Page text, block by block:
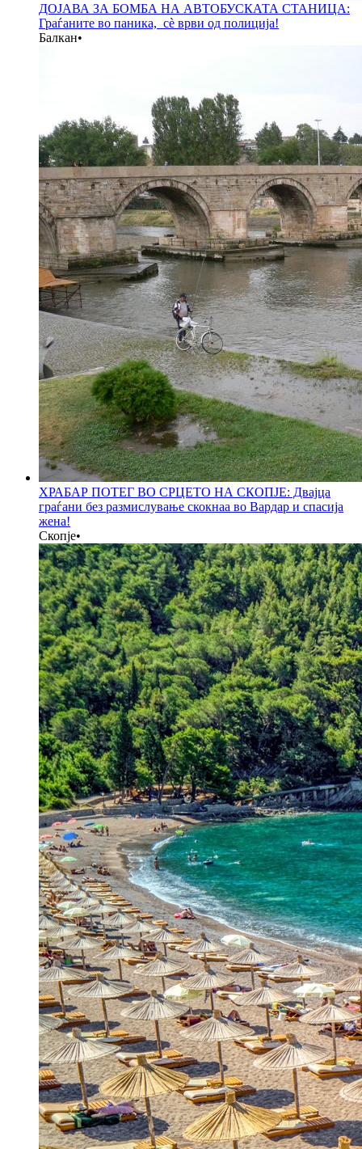
ДОЈАВА ЗА БОМБА НА АВТОБУСКАТА СТАНИЦА:
Граѓаните во паника, сè врви од полиција!
Балкан•
ХРАБАР ПОТЕГ ВО СРЦЕТО НА СКОПЈЕ: Двајца
граѓани без размислување скокнаа во Вардар и спасија
жена!
Скопје•